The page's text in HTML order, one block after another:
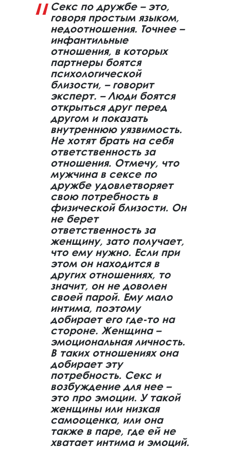
Секс по дружбе – это,
говоря простым языком,
недоотношения. Точнее –
инфантильные
отношения, в которых
партнеры боятся
психологической
близости, – говорит
эксперт. – Люди боятся
открыться друг перед
другом и показать
внутреннюю уязвимость.
Не хотят брать на себя
ответственность за
отношения. Отмечу, что
мужчина в сексе по
дружбе удовлетворяет
свою потребность в
физической близости. Он
не берет
ответственность за
женщину, зато получает,
что ему нужно. Если при
этом он находится в
других отношениях, то
значит, он не доволен
своей парой. Ему мало
интима, поэтому
добирает его где-то на
стороне. Женщина –
эмоциональная личность.
В таких отношениях она
добирает эту
потребность. Секс и
возбуждение для нее –
это про эмоции. У такой
женщины или низкая
самооценка, или она
также в паре, где ей не
хватает интима и эмоций.